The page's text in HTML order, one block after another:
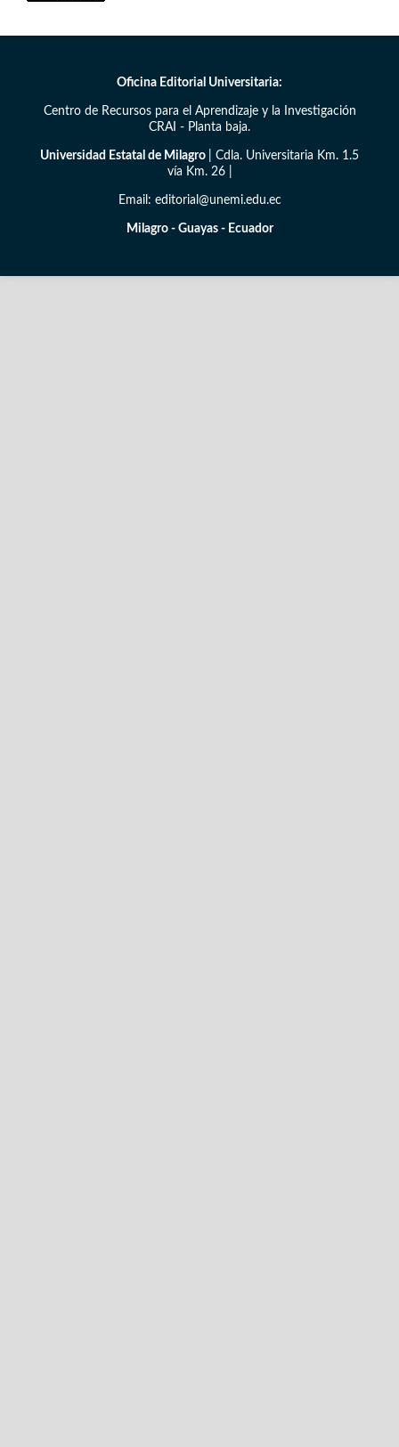
Oficina Editorial Universitaria:
Centro de Recursos para el Aprendizaje y la Investigación
CRAI - Planta baja.
Universidad Estatal de Milagro
| Cdla. Universitaria Km. 1.5
vía Km. 26 |
Email: editorial@unemi.edu.ec
Milagro - Guayas - Ecuador